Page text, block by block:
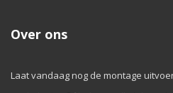
Over ons
Laat vandaag nog de montage